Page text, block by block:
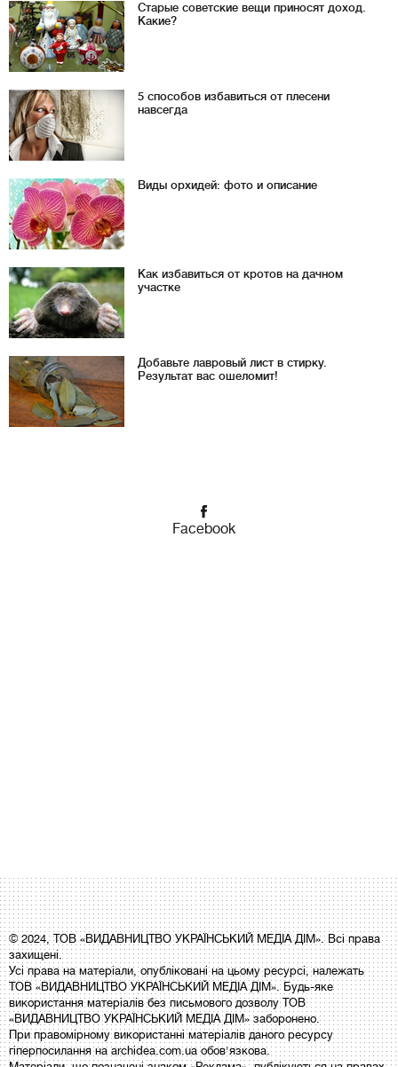
Старые советские вещи приносят доход.
Какие?
5 способов избавиться от плесени
навсегда
Виды орхидей: фото и описание
Как избавиться от кротов на дачном
участке
Добавьте лавровый лист в стирку.
Результат вас ошеломит!
Facebook
© 2024, ТОВ «ВИДАВНИЦТВО УКРАЇНСЬКИЙ МЕДІА ДІМ». Всі права
захищені.
Усі права на матеріали, опубліковані на цьому ресурсі, належать
ТОВ «ВИДАВНИЦТВО УКРАЇНСЬКИЙ МЕДІА ДІМ». Будь-яке
використання матеріалів без письмового дозволу ТОВ
«ВИДАВНИЦТВО УКРАЇНСЬКИЙ МЕДІА ДІМ» заборонено.
При правомірному використанні матеріалів даного ресурсу
гіперпосилання на archidea.com.ua обов'язкова.